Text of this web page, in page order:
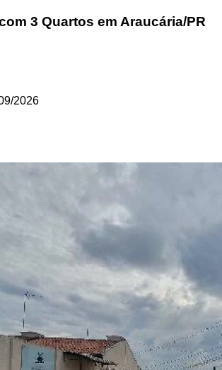
3 Quartos em Araucária/PR
2026